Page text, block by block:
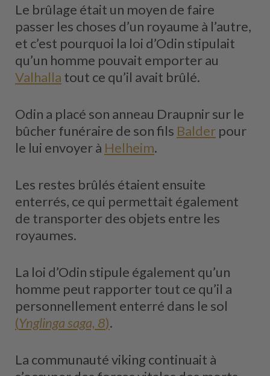
Le brûlage était un moyen de faire
passer les choses d’un royaume à l’autre,
et c’est pourquoi la loi d’Odin stipulait
qu’un homme pouvait emporter au
Valhalla tout ce qu’il avait brûlé.
Odin a placé son anneau Draupnir sur le
bûcher funéraire de son fils Balder pour
le lui envoyer à Helheim.
Les restes brûlés étaient ensuite
enterrés, ce qui permettait également
de transporter des objets entre les
royaumes.
La loi d’Odin stipule également qu’un
homme peut rapporter tout ce qu’il a
personnellement enterré dans le sol
(Ynglinga saga, 8).
La communauté viking continuait à